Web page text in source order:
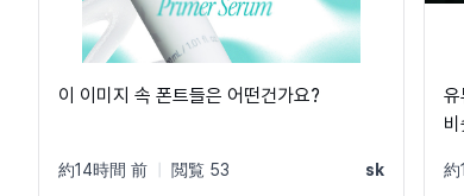
이 이미지 속 폰트들은 어떤건가요?
約14時間 前 閲覧 53 sk 約